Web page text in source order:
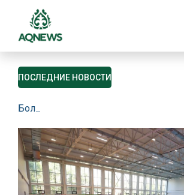
ПОСЛЕДНИЕ НОВОСТИ
Более 60 производителей кумыса